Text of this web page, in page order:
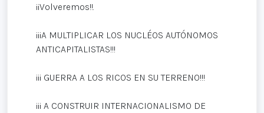
¡¡Volveremos!!.
¡¡¡A MULTIPLICAR LOS NUCLÉOS AUTÓNOMOS
ANTICAPITALISTAS!!!
¡¡¡ GUERRA A LOS RICOS EN SU TERRENO!!!
¡¡¡ A CONSTRUIR INTERNACIONALISMO DE